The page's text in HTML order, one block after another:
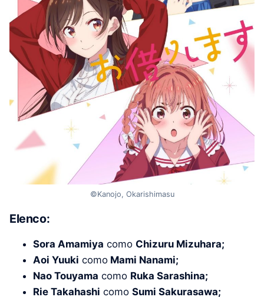
©Kanojo, Okarishimasu
Elenco:
Sora Amamiya como Chizuru Mizuhara;
Aoi Yuuki como Mami Nanami;
Nao Touyama como Ruka Sarashina;
Rie Takahashi como Sumi Sakurasawa;